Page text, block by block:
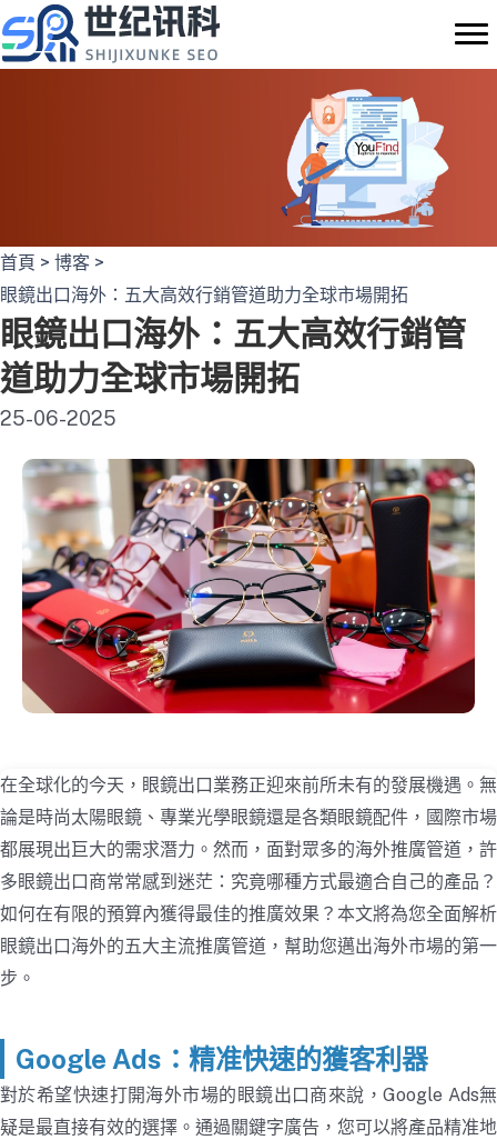
to
content
首頁 > 博客 >
眼鏡出口海外：五大高效行銷管道助力全球市場開拓
眼鏡出口海外：五大高效行銷管
道助力全球市場開拓
25-06-2025
在全球化的今天，眼鏡出口業務正迎來前所未有的發展機遇。無
論是時尚太陽眼鏡、專業光學眼鏡還是各類眼鏡配件，國際市場
都展現出巨大的需求潛力。然而，面對眾多的海外推廣管道，許
多眼鏡出口商常常感到迷茫：究竟哪種方式最適合自己的產品？
如何在有限的預算內獲得最佳的推廣效果？本文將為您全面解析
眼鏡出口海外的五大主流推廣管道，幫助您邁出海外市場的第一
步。
Google Ads：精准快速的獲客利器
對於希望快速打開海外市場的眼鏡出口商來說，Google Ads無
疑是最直接有效的選擇。通過關鍵字廣告，您可以將產品精准地